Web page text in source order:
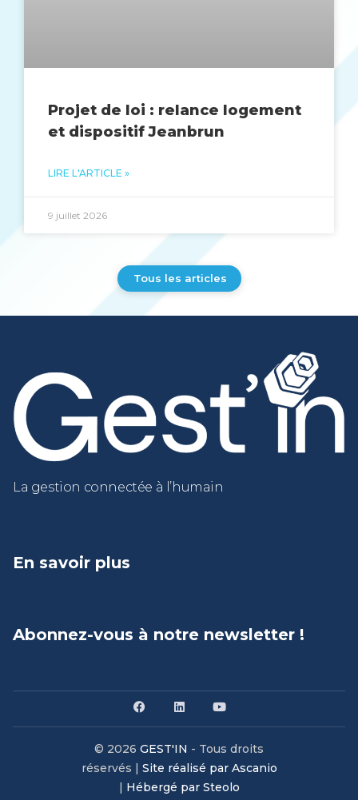
Projet de loi : relance logement
et dispositif Jeanbrun
LIRE L'ARTICLE »
9 juillet 2026
Tous les articles
La gestion connectée à l’humain
En savoir plus
Abonnez-vous à notre newsletter !
© 2026 GEST'IN - Tous droits
réservés | Site réalisé par Ascanio
Hébergé par Steolo